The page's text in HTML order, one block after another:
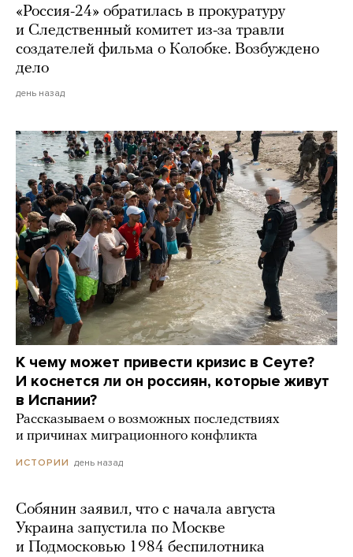
«Россия-24» обратилась в прокуратуру
и Следственный комитет из-за травли
создателей фильма о Колобке. Возбуждено
дело
день назад
К чему может привести кризис в Сеуте?
И коснется ли он россиян, которые живут
в Испании?
Рассказываем о возможных последствиях
и причинах миграционного конфликта
ИСТОРИИ день назад
Собянин заявил, что с начала августа
Украина запустила по Москве
и Подмосковью 1984 беспилотника